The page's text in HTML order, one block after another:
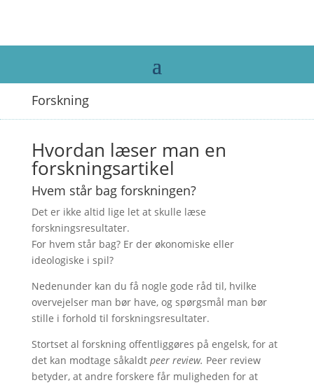
Forskning
Hvordan læser man en
forskningsartikel
Hvem står bag forskningen?
Det er ikke altid lige let at skulle læse
forskningsresultater.
For hvem står bag? Er der økonomiske eller
ideologiske i spil?
Nedenunder kan du få nogle gode råd til, hvilke
overvejelser man bør have, og spørgsmål man bør
stille i forhold til forskningsresultater.
Stortset al forskning offentliggøres på engelsk, for at
det kan modtage såkaldt peer review. Peer review
betyder, at andre forskere får muligheden for at